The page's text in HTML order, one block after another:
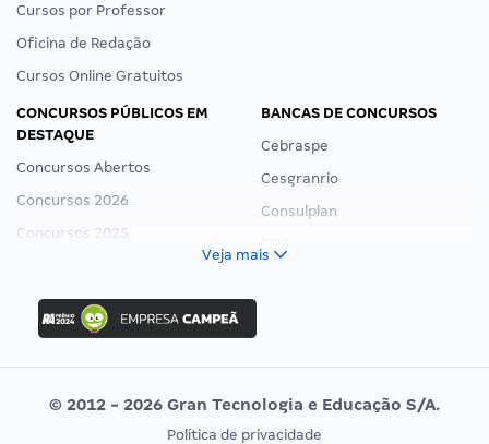
Cursos por Professor
Oficina de Redação
Cursos Online Gratuitos
CONCURSOS PÚBLICOS EM
DESTAQUE
Concursos Abertos
Concursos 2026
Concursos 2025
Concurso Ibama
Concurso MPU
Editais publicados
BANCAS DE CONCURSOS
Cebraspe
Cesgranrio
Consulplan
Vunesp
Veja mais
© 2012 - 2026 Gran Tecnologia e Educação S/A.
Política de privacidade